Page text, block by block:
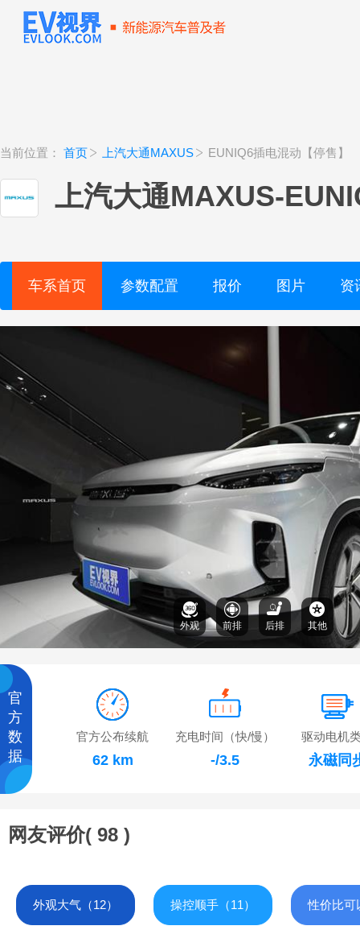
当前位置： 首页 上汽大通MAXUS EUNIQ6插电混动【停售】
上汽大通MAXUS-
车系首页 参数配置 报价 图片 资
外观 前排 后排 其他
官
方
数
据
官方公布续航
62 km
充电时间（快/慢）
-/3.5
驱动电机
永磁同
网友评价( 98 )
外观大气（12） 操控顺手（11） 性价比可